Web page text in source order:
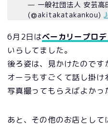
— 一般社団法人 安芸高
(@akitakatakankou)
6月2日はベーカリープロ
いらしてました。
後ろ姿は、見かけたのです
オーラもすごくて話し掛け
写真撮ってもらえばよかっ
あと、その他のお店として